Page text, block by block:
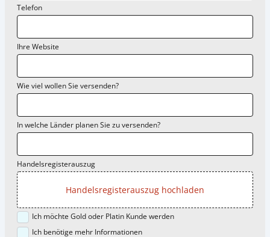
Telefon
Ihre Website
Wie viel wollen Sie versenden?
In welche Länder planen Sie zu versenden?
Handelsregisterauszug
Handelsregisterauszug hochladen
Ich möchte Gold oder Platin Kunde werden
Ich benötige mehr Informationen